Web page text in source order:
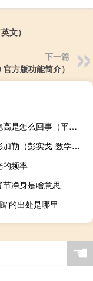
文）
下一篇
方版功能简介）
血红细胞高是怎么回事（平均红细胞体积偏高是怎么回事）
数学家彭加勒（彭实戈-数学家介绍）
的频率
节净身是啥意思
”的出处是哪里
☚